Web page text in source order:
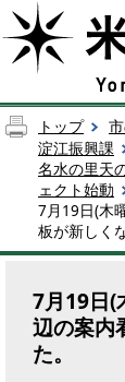
トップ
淀江振興課
名水の里天
ェクト始動
7月19日(木
板が新しく
7月19日
辺の案内
た。